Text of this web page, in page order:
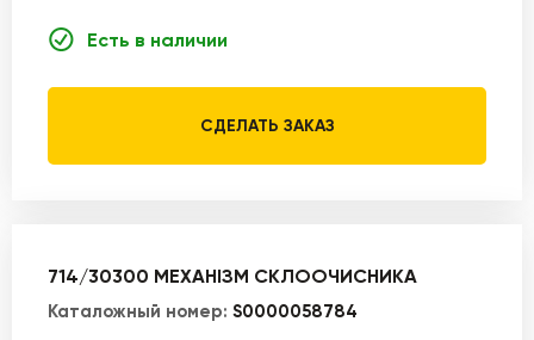
Есть в наличии
СДЕЛАТЬ ЗАКАЗ
714/30300 МЕХАНІЗМ СКЛООЧИСНИКА
Каталожный номер: S0000058784